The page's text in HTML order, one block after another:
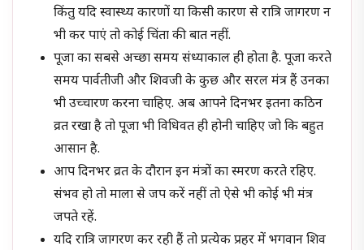
किंतु यदि स्वास्थ्य कारणों या किसी कारण से रात्रि जागरण न
भी कर पाएं तो कोई चिंता की बात नहीं.
पूजा का सबसे अच्छा समय संध्याकाल ही होता है. पूजा करते
समय पार्वतीजी और शिवजी के कुछ और सरल मंत्र हैं उनका
भी उच्चारण करना चाहिए. अब आपने दिनभर इतना कठिन
व्रत रखा है तो पूजा भी विधिवत ही होनी चाहिए जो कि बहुत
आसान है.
आप दिनभर व्रत के दौरान इन मंत्रों का स्मरण करते रहिए.
संभव हो तो माला से जप करें नहीं तो ऐसे भी कोई भी मंत्र
जपते रहें.
यदि रात्रि जागरण कर रही हैं तो प्रत्येक प्रहर में भगवान शिव